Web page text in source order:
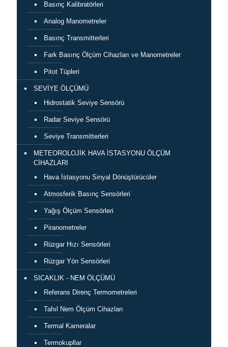
Basınç Kalibratörleri
Analog Manometreler
Basınç Transmitterleri
Fark Basınç Ölçüm Cihazları ve Manometreler
Pitot Tüpleri
SEVİYE ÖLÇÜMÜ
Hidrostatik Seviye Sensörü
Radar Seviye Sensörü
Seviye Transmitterleri
METEOROLOJİK HAVA İSTASYONU ÖLÇÜM
CİHAZLARI
Hava İstasyonu Sinyal Dönüştürücüler
Atmosferik Basınç Sensörleri
Yağış Ölçüm Sensörleri
Piranometreler
Rüzgar Hızı Sensörleri
Rüzgar Yön Sensörleri
SICAKLIK - NEM ÖLÇÜMÜ
Referans Direnç Termometreleri
Tahıl Nem Ölçüm Cihazları
Termal Kameralar
Termokupllar